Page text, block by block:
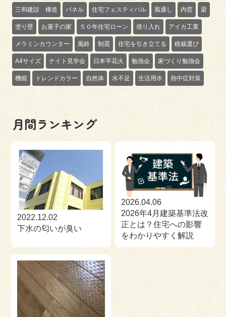
三和建設 構造 パネル 住宅フェスティバル 風通し 内窓 梁
塗り壁 お菓子の家 ５０年住宅ローン 借り入れ アイカ工業
メラミンカウンター 風鈴 制震 住宅を引き立てる 植栽選び
A4サイズ ナイト見学会 日本平花火 勉強会 家づくり勉強会
機能 トレンドカラー 自然体 水不足 生活用水 熱中症対策
月間ランキング
2022.12.02
下水の匂いが臭い
2026.04.06
2026年4月建築基準法改
正とは？住宅への影響
をわかりやすく解説